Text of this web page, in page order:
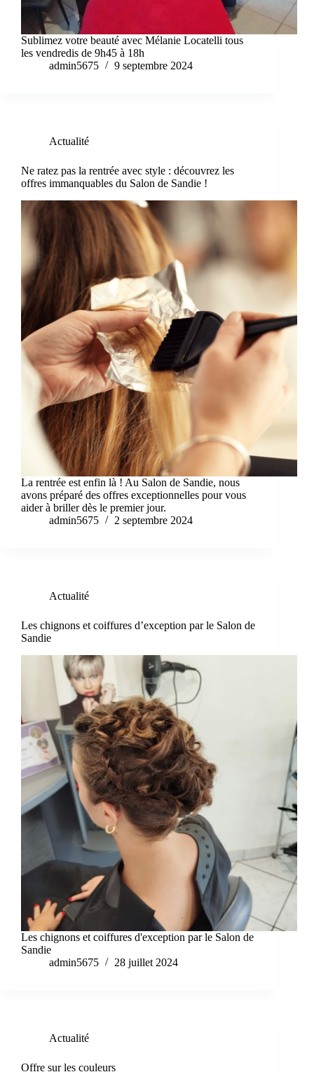
Sublimez votre beauté avec Mélanie Locatelli tous
les vendredis de 9h45 à 18h
admin5675
9 septembre 2024
Actualité
Ne ratez pas la rentrée avec style : découvrez les
offres immanquables du Salon de Sandie !
La rentrée est enfin là ! Au Salon de Sandie, nous
avons préparé des offres exceptionnelles pour vous
aider à briller dès le premier jour.
admin5675
2 septembre 2024
Actualité
Les chignons et coiffures d’exception par le Salon de
Sandie
Les chignons et coiffures d'exception par le Salon de
Sandie
admin5675
28 juillet 2024
Actualité
Offre sur les couleurs